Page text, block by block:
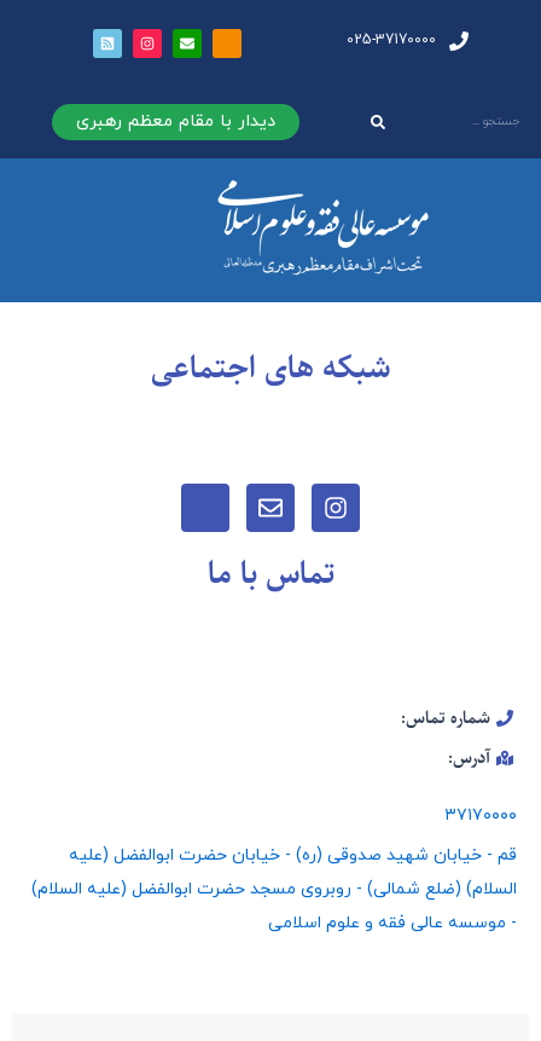
025-37170000
دیدار با مقام معظم رهبری
شبکه های اجتماعی
تماس با ما
شماره تماس:
آدرس:
۳۷۱۷۰۰۰۰
قم - خیابان شهید صدوقی (ره) - خیابان حضرت ابوالفضل (علیه
السلام) (ضلع شمالی) - روبروی مسجد حضرت ابوالفضل (علیه السلام)
- موسسه عالی فقه و علوم اسلامی